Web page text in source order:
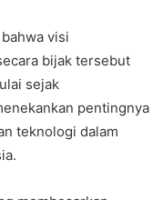
visi
bijak tersebut
sejak
pentingnya
teknologi dalam